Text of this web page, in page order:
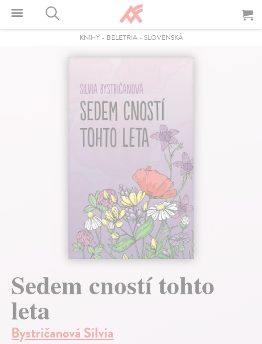
KNIHY- BELETRIA- SLOVENSKÁ
Sedem cností tohto
leta
Bystričanová Silvia